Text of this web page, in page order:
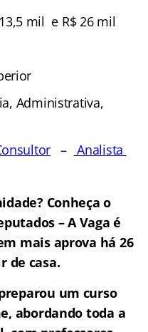
mil e R$ 26 mil
Administrativa,
– Analista
Conheça o
– A Vaga é
mais aprova há 26
de casa.
um curso
abordando toda a